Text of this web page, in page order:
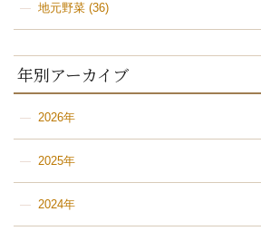
地元野菜(36)
年別アーカイブ
2026年
2025年
2024年